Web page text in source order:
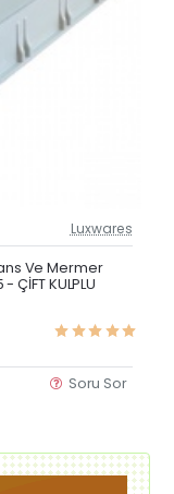
Güncel Fiyat
Çok Satan
Luxwares
Ve Mermer
- ÇİFT KULPLU
Soru Sor